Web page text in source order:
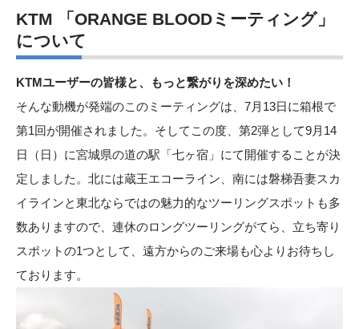
KTM 「ORANGE BLOODミーティング」
について
KTMユーザーの皆様と、もっと繋がりを深めたい！
そんな動機が発端のこのミーティングは、7月13日に箱根で
第1回が開催されました。そしてこの度、第2弾として9月14
日（日）に宮城県の道の駅「七ヶ宿」にて開催することが決
定しました。北には蔵王エコーライン、南には磐梯吾妻スカ
イラインと東北ならではの魅力的なツーリングスポットも多
数ありますので、連休のロングツーリングがてら、立ち寄り
スポットの1つとして、遠方からのご来場も心よりお待ちし
ております。